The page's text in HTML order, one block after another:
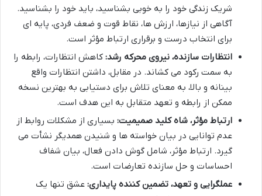
شریک زندگی خود را به خوبی بشناسید، باید خود را بشناسید.
آگاهی از نیازها، ارزش ها، نقاط قوت و ضعف فردی، پایه ای
برای انتخاب درست و برقراری ارتباط مؤثر است.
انتظارات سازنده، نیروی محرکه رشد: کاهش انتظارات، رابطه را
به سمت رکود می کشاند. در مقابل، داشتن انتظارات واقع
بینانه و بالا، به معنای تلاش برای دستیابی به بهترین نسخه
ممکن از رابطه و تعهد متقابل به این هدف است.
ارتباط مؤثر، شاه کلید صمیمیت: بسیاری از مشکلات روابط از
عدم توانایی در بیان خواسته ها و شنیدن همدیگر نشأت می
گیرد. ارتباط مؤثر، شامل گوش دادن فعال، بیان شفاف
احساسات و حل سازنده تعارضات است.
عملگرایی و تعهد، تضمین کننده پایداری: عشق تنها یک